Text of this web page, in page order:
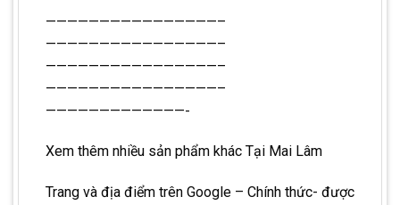
————————————————–
————————————————–
————————————————–
————————————————–
—————————————-
Xem thêm nhiều sản phẩm khác Tại Mai Lâm
Trang và địa điểm trên Google – Chính thức- được